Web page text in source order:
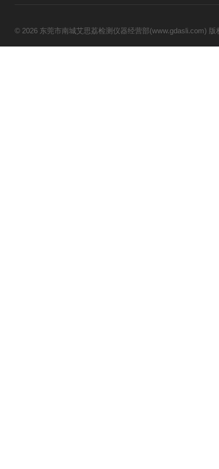
© 2026 东莞市南城艾思荔检测仪器经营部(www.gdasli.com)